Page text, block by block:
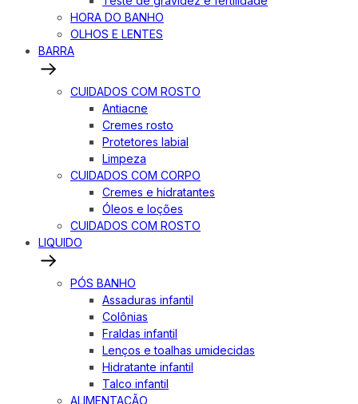
HORA DO BANHO
OLHOS E LENTES
BARRA
CUIDADOS COM ROSTO
Antiacne
Cremes rosto
Protetores labial
Limpeza
CUIDADOS COM CORPO
Cremes e hidratantes
Óleos e loções
CUIDADOS COM ROSTO
LIQUIDO
PÓS BANHO
Assaduras infantil
Colônias
Fraldas infantil
Lenços e toalhas umidecidas
Hidratante infantil
Talco infantil
ALIMENTAÇÃO